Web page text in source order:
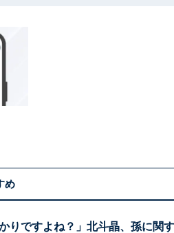
め
かりですよね？」北斗晶、孫に関